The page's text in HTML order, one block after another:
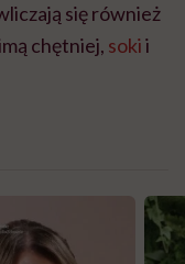
się również
chętniej, sokii